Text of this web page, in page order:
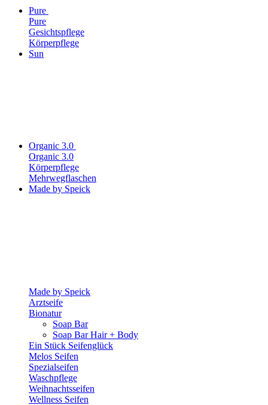
Pure
Pure
Gesichtspflege
Körperpflege
Sun
Organic 3.0
Organic 3.0
Körperpflege
Mehrwegflaschen
Made by Speick
Made by Speick
Arztseife
Bionatur
Soap Bar
Soap Bar Hair + Body
Ein Stück Seifenglück
Melos Seifen
Spezialseifen
Waschpflege
Weihnachtsseifen
Wellness Seifen